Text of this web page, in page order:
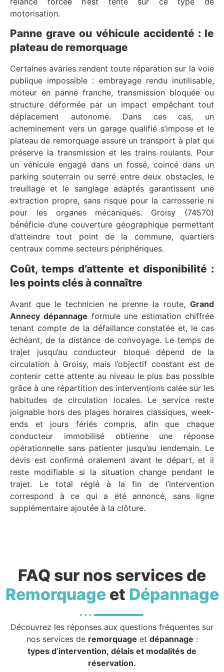
motorisation.
Panne grave ou véhicule accidenté : le
plateau de remorquage
Certaines avaries rendent toute réparation sur la voie
publique impossible : embrayage rendu inutilisable,
moteur en panne franche, transmission bloquée ou
structure déformée par un impact empêchant tout
déplacement autonome. Dans ces cas, un
acheminement vers un garage qualifié s’impose et le
plateau de remorquage assure un transport à plat qui
préserve la transmission et les trains roulants. Pour
un véhicule engagé dans un fossé, coincé dans un
parking souterrain ou serré entre deux obstacles, le
treuillage et le sanglage adaptés garantissent une
extraction propre, sans risque pour la carrosserie ni
pour les organes mécaniques. Groisy (74570)
bénéficie d’une couverture géographique permettant
d’atteindre tout point de la commune, quartiers
centraux comme secteurs périphériques.
Coût, temps d’attente et disponibilité :
les points clés à connaître
Avant que le technicien ne prenne la route, Grand
Annecy dépannage formule une estimation chiffrée
tenant compte de la défaillance constatée et, le cas
échéant, de la distance de convoyage. Le temps de
trajet jusqu’au conducteur bloqué dépend de la
circulation à Groisy, mais l’objectif constant est de
contenir cette attente au niveau le plus bas possible
grâce à une répartition des interventions calée sur les
habitudes de circulation locales. Le service reste
joignable hors des plages horaires classiques, week-
ends et jours fériés compris, afin que chaque
conducteur immobilisé obtienne une réponse
opérationnelle sans patienter jusqu’au lendemain. Le
devis est confirmé oralement avant le départ, et il
reste modifiable si la situation change pendant le
trajet. Le total réglé à la fin de l’intervention
correspond à ce qui a été annoncé, sans ligne
supplémentaire ajoutée à la clôture.
FAQ sur nos services de
Remorquageet Dépannage
Découvrez les réponses aux questions fréquentes sur
nos services de remorquage et dépannage :
types d’intervention, délais et modalités de
réservation.